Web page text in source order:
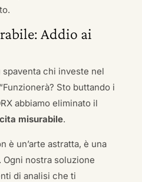
Addio ai
chi investe nel
Sto buttando i
abbiamo eliminato il
misurabile.
è un’arte astratta, è una
Ogni nostra soluzione
di analisi che ti